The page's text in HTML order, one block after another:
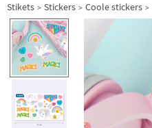
Stikets Stickers Coole stickers